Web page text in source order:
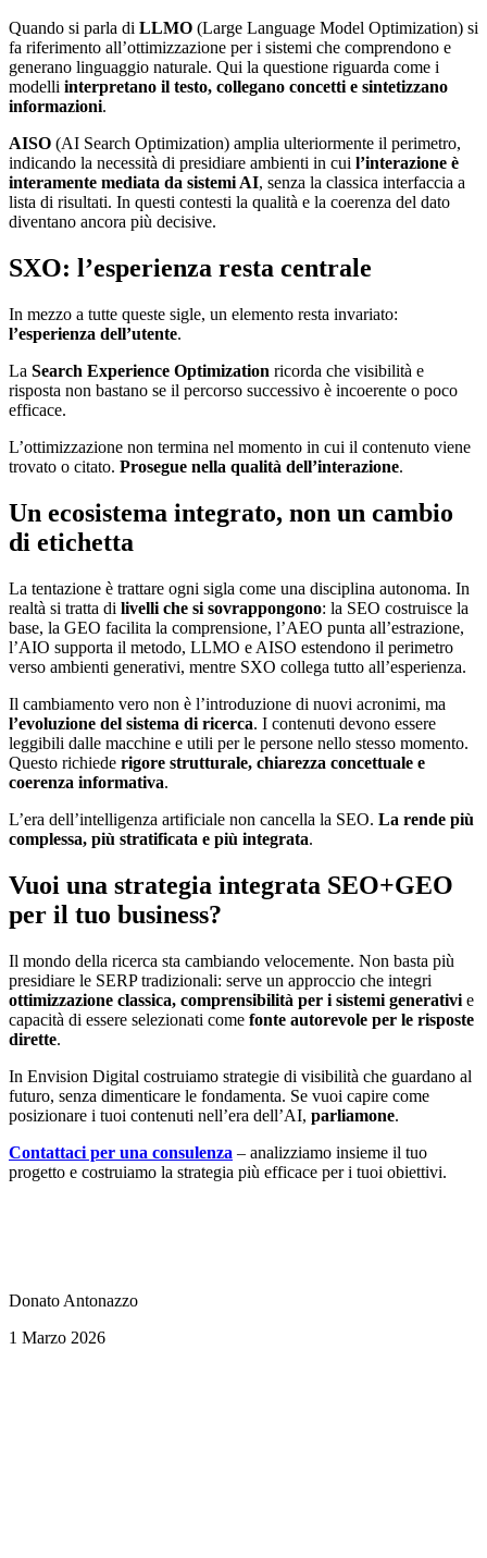
Quando si parla di LLMO (Large Language Model Optimization) si
fa riferimento all’ottimizzazione per i sistemi che comprendono e
generano linguaggio naturale. Qui la questione riguarda come i
modelli interpretano il testo, collegano concetti e sintetizzano
informazioni.
AISO (AI Search Optimization) amplia ulteriormente il perimetro,
indicando la necessità di presidiare ambienti in cui l’interazione è
interamente mediata da sistemi AI, senza la classica interfaccia a
lista di risultati. In questi contesti la qualità e la coerenza del dato
diventano ancora più decisive.
SXO: l’esperienza resta centrale
In mezzo a tutte queste sigle, un elemento resta invariato:
l’esperienza dell’utente.
La Search Experience Optimization ricorda che visibilità e
risposta non bastano se il percorso successivo è incoerente o poco
efficace.
L’ottimizzazione non termina nel momento in cui il contenuto viene
trovato o citato. Prosegue nella qualità dell’interazione.
Un ecosistema integrato, non un cambio
di etichetta
La tentazione è trattare ogni sigla come una disciplina autonoma. In
realtà si tratta di livelli che si sovrappongono: la SEO costruisce la
base, la GEO facilita la comprensione, l’AEO punta all’estrazione,
l’AIO supporta il metodo, LLMO e AISO estendono il perimetro
verso ambienti generativi, mentre SXO collega tutto all’esperienza.
Il cambiamento vero non è l’introduzione di nuovi acronimi, ma
l’evoluzione del sistema di ricerca. I contenuti devono essere
leggibili dalle macchine e utili per le persone nello stesso momento.
Questo richiede rigore strutturale, chiarezza concettuale e
coerenza informativa.
L’era dell’intelligenza artificiale non cancella la SEO. La rende più
complessa, più stratificata e più integrata.
Vuoi una strategia integrata SEO+GEO
per il tuo business?
Il mondo della ricerca sta cambiando velocemente. Non basta più
presidiare le SERP tradizionali: serve un approccio che integri
ottimizzazione classica, comprensibilità per i sistemi generativi e
capacità di essere selezionati come fonte autorevole per le risposte
dirette.
In Envision Digital costruiamo strategie di visibilità che guardano al
futuro, senza dimenticare le fondamenta. Se vuoi capire come
posizionare i tuoi contenuti nell’era dell’AI, parliamone.
Contattaci per una consulenza – analizziamo insieme il tuo
progetto e costruiamo la strategia più efficace per i tuoi obiettivi.
Donato Antonazzo
1 Marzo 2026